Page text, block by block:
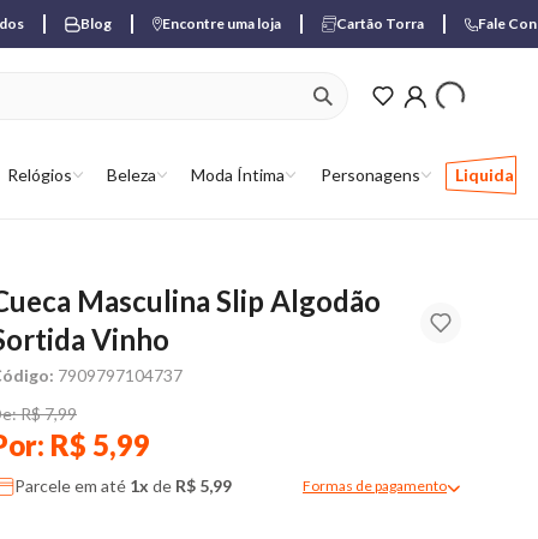
Blog Encontre uma loja Cartão Torra Fale
Relógios Beleza Moda Íntima Personagens Liquida
ver produtos
Masculina Slip Algodão
Vinho
7909797104737
R$ 7,99
R$ 5,99
Parcele em até 1x de R$ 5,99 Formas de pagamento